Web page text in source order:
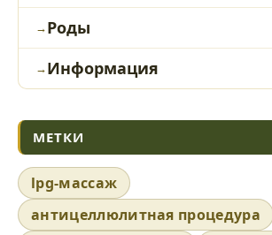
Роды
Информация
МЕТКИ
lpg-массаж
антицеллюлитная процедура